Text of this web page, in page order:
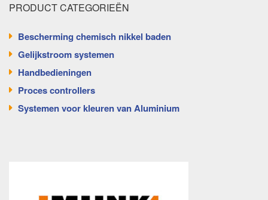
PRODUCT CATEGORIEËN
Bescherming chemisch nikkel baden
Gelijkstroom systemen
Handbedieningen
Proces controllers
Systemen voor kleuren van Aluminium